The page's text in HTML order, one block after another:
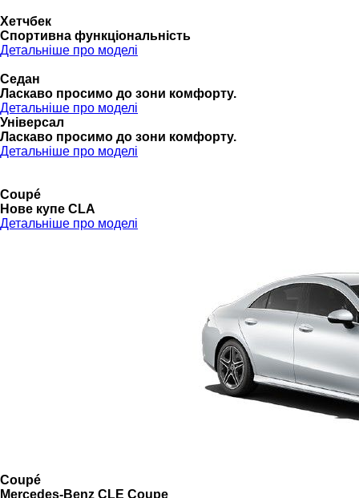
Хетчбек
Спортивна функціональність
Детальніше про моделі
Седан
Ласкаво просимо до зони комфорту.
Детальніше про моделі
Універсал
Ласкаво просимо до зони комфорту.
Детальніше про моделі
Coupé
Нове купе CLA
Детальніше про моделі
Coupé
Mercedes-Benz CLE Coupe